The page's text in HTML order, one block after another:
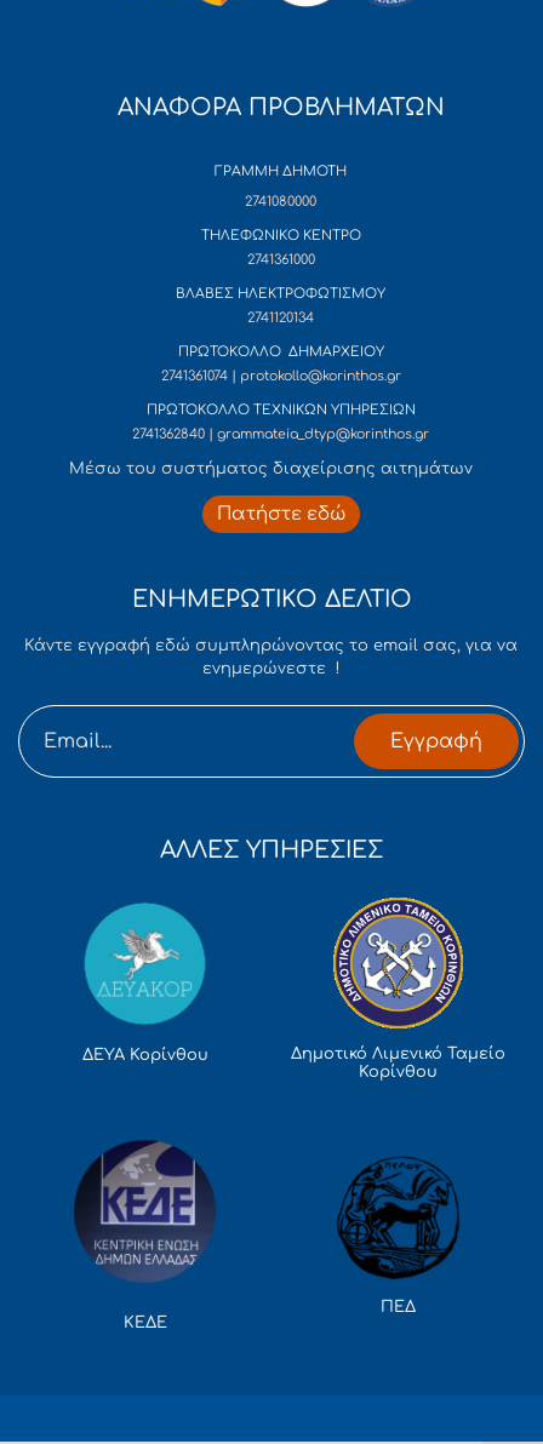
ΑΝΑΦΟΡΑ ΠΡΟΒΛΗΜΑΤΩΝ
ΓΡΑΜΜΗ ΔΗΜΟΤΗ
2741080000
ΤΗΛΕΦΩΝΙΚΟ ΚΕΝΤΡΟ
2741361000
ΒΛΑΒΕΣ ΗΛΕΚΤΡΟΦΩΤΙΣΜΟΥ
2741120134
ΠΡΩΤΟΚΟΛΛΟ ΔΗΜΑΡΧΕΙΟΥ
2741361074 | protokollo@korinthos.gr
ΠΡΩΤΟΚΟΛΛΟ ΤΕΧΝΙΚΩΝ ΥΠΗΡΕΣΙΩΝ
2741362840 | grammateia_dtyp@korinthos.gr
Mέσω του συστήματος διαχείρισης αιτημάτων
Πατήστε εδώ
ΕΝΗΜΕΡΩΤΙΚΟ ΔΕΛΤΙΟ
Κάντε εγγραφή εδώ συμπληρώνοντας το email σας, για να
ενημερώνεστε !
Εγγραφή
ΑΛΛΕΣ ΥΠΗΡΕΣΙΕΣ
ΔΕΥΑ Κορίνθου
Δημοτικό Λιμενικό Ταμείο
Κορίνθου
ΚΕΔΕ
ΠΕΔ